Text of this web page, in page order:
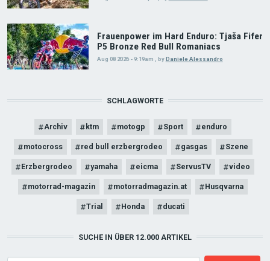
Frauenpower im Hard Enduro: Tjaša Fifer
P5 Bronze Red Bull Romaniacs
Aug 08 2026 - 9:19am byDaniele Alessandro
SCHLAGWORTE
Archiv ktm motogp Sport enduro
motocross red bull erzbergrodeo gasgas Szene
Erzbergrodeo yamaha eicma ServusTV video
motorrad-magazin motorradmagazin.at Husqvarna
Trial Honda ducati
SUCHE IN ÜBER 12.000 ARTIKEL